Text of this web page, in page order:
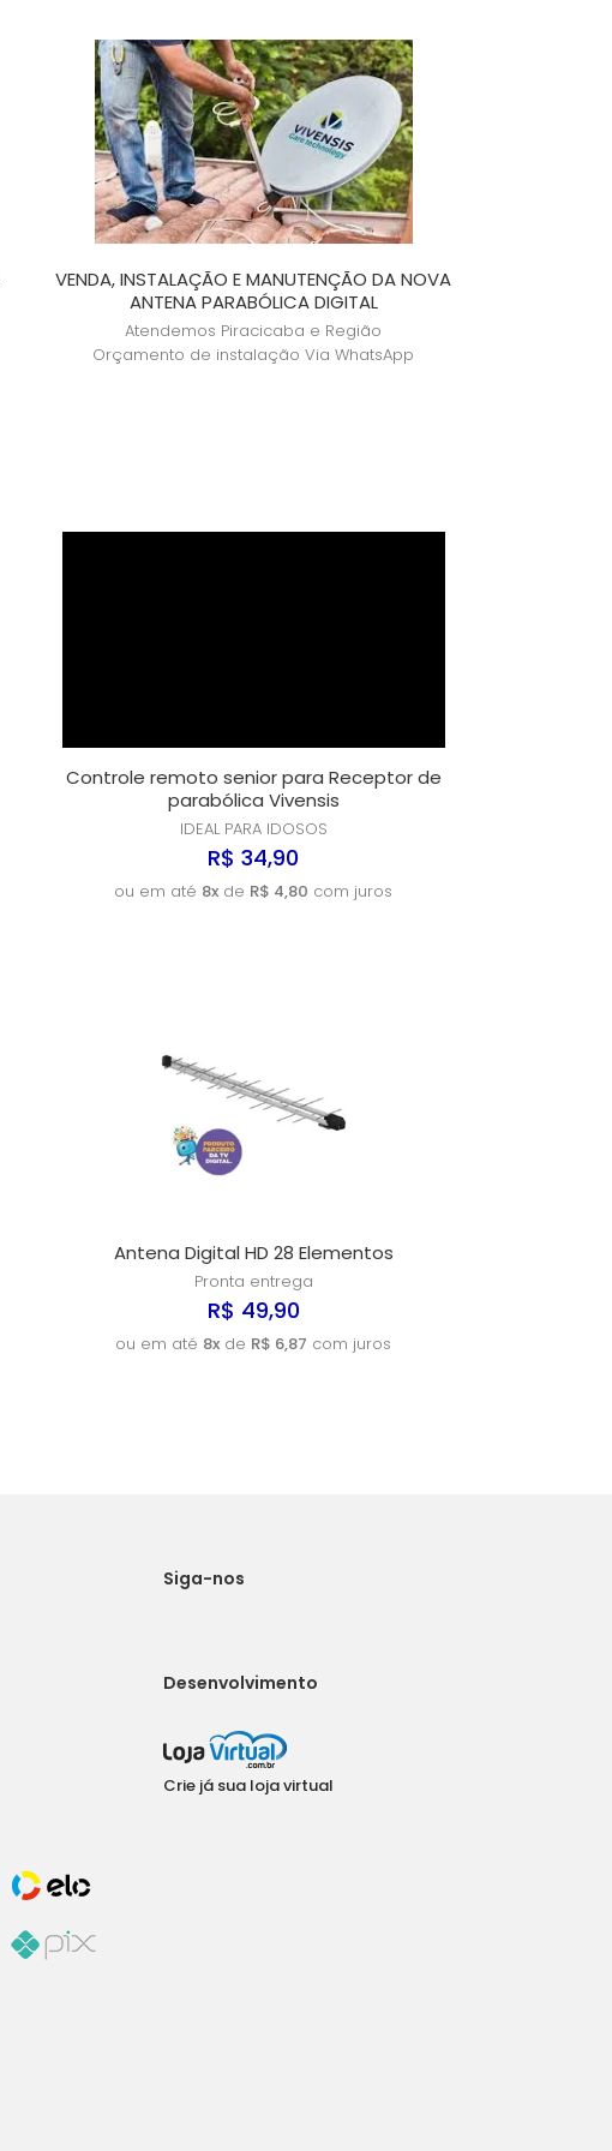
MAIOR PREÇO
A - Z
VENDA, INSTALAÇÃO E MANUTENÇÃO DA NOVA
ANTENA PARABÓLICA DIGITAL
Atendemos Piracicaba e Região
Orçamento de instalação Via WhatsApp
Controle remoto senior para Receptor de
parabólica Vivensis
IDEAL PARA IDOSOS
R$ 34,90
ou em até 8x de R$ 4,80 com juros
Antena Digital HD 28 Elementos
Pronta entrega
R$ 49,90
ou em até 8x de R$ 6,87 com juros
Siga-nos
Desenvolvimento
Crie já sua loja virtual